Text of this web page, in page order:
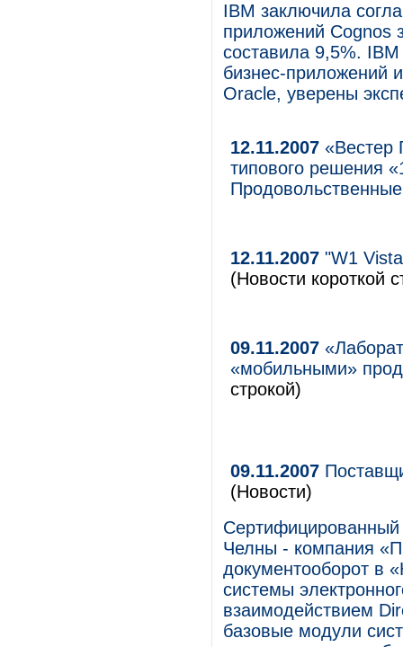
IBM заключила
приложений Cognos
составила 9,5%.
бизнес-приложений
Oracle, уверены
12.11.2007 «Вестер
типового решения
12.11.2007 "W1
(Новости короткой
09.11.2007
«мобильными»
строкой)
09.11.2007
(Новости)
Челны - компания
документооборот в
системы
взаимодействием
базовые модули